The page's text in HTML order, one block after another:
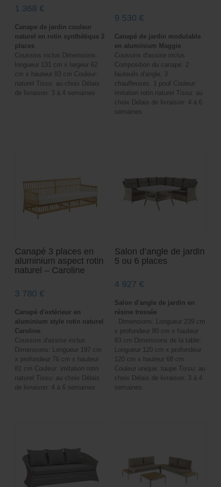
1 368 €
Canape de jardin couleur
naturel en rotin synthétique 2
places
Coussins inclus Dimensions:
longueur 131 cm x largeur 62
cm x hauteur 83 cm Couleur:
naturel Tissu: au choix Délais
de livraison: 3 à 4 semaines
9 530 €
Canapé de jardin modulable
en aluminium Maggie
Coussins d'assise inclus
Composition du canapé: 2
fauteuils d'angle, 3
chauffeuses, 1 pouf Couleur:
imitation rotin naturel Tissu: au
choix Délais de livraison: 4 à 6
semaines
Canapé 3 places en
aluminium aspect rotin
naturel – Caroline
3 780 €
Canapé d'extérieur en
aluminium style rotin naturel
Caroline
Coussins d'assise inclus
Dimensions: Longueur 197 cm
x profondeur 76 cm x hauteur
81 cm Couleur: imitation rotin
naturel Tissu: au choix Délais
de livraison: 4 à 6 semaines
Salon d’angle de jardin
5 ou 6 places
4 927 €
Salon d'angle de jardin en
résine tressée
. Dimensions: Longueur 239 cm
x profondeur 80 cm x hauteur
83 cm Dimensions de la table:
Longueur 120 cm x profondeur
120 cm x hauteur 68 cm
Couleur unique: taupe Tissu: au
choix Délais de livraison: 3 à 4
semaines.